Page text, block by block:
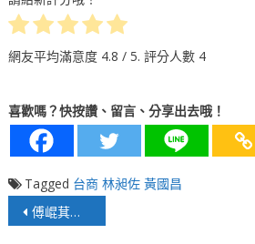
網友平均滿意度 4.8 / 5. 評分人數 4
喜歡嗎？快按讚、留言、分享出去哦！
Tagged 台商 林昶佐 黃國昌
文傅崐萁的位置不在國民黨選戰策略執行長